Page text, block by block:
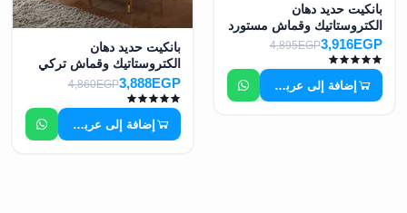
بانكيت حديد دهان
الكتروستاتيك وقماش مستورد
MS-7371
3,916EGP
4,895EGP
إضافة إلى عربة التسوق
بانكيت حديد دهان
الكتروستاتيك وقماش تركي
مستورد MS-7372
3,888EGP
4,860EGP
إضافة إلى عربة التسوق